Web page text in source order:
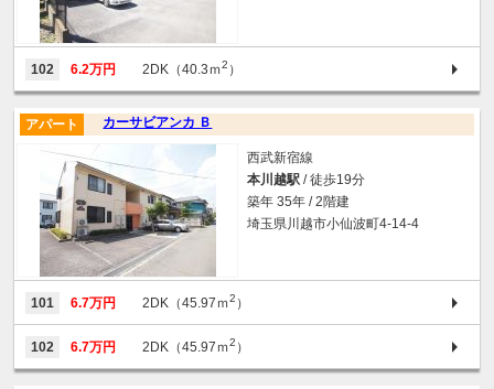
102 6.2万円 2DK（40.3ｍ2 ）
カーサビアンカ Ｂ
アパート
西武新宿線
本川越駅 / 徒歩19分
築年 35年 / 2階建
埼玉県川越市小仙波町4-14-4
101 6.7万円 2DK（45.97ｍ2 ）
102 6.7万円 2DK（45.97ｍ2 ）